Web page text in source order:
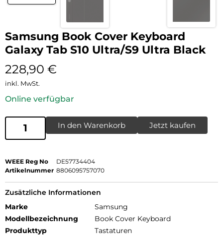
Samsung Book Cover Keyboard
Galaxy Tab S10 Ultra/S9 Ultra Black
228,90 €
inkl. MwSt.
Online verfügbar
In den Warenkorb Jetzt kaufen
WEEE Reg No
DE57734404
Artikelnummer 8806095757070
Zusätzliche Informationen
Marke
Samsung
Modellbezeichnung
Book Cover Keyboard
Produkttyp
Tastaturen